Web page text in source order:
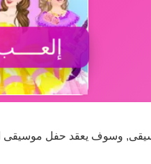
وسوف يعقد حفل موسيقى